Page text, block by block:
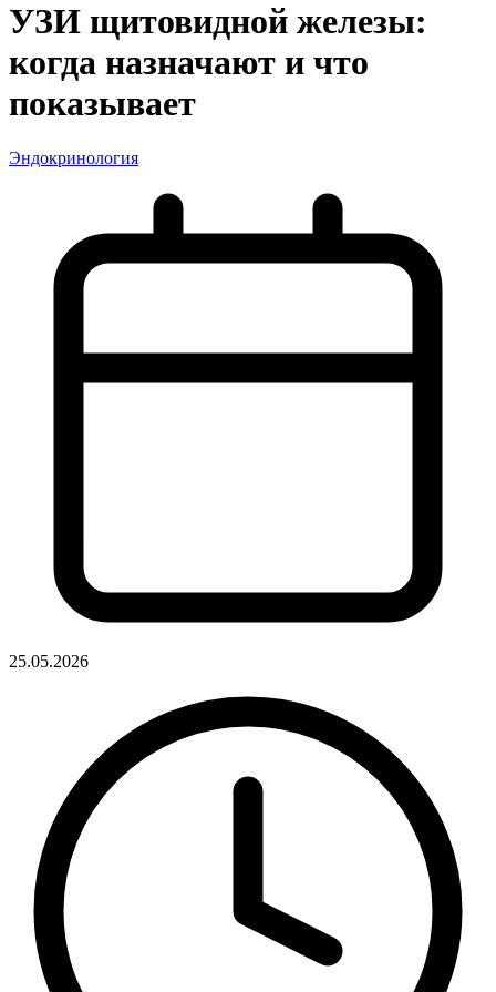
УЗИ щитовидной железы:
когда назначают и что
показывает
Эндокринология
25.05.2026